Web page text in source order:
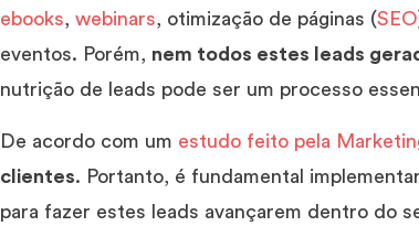
ebooks, webinars, otimização de páginas (SEO
eventos. Porém, nem todos estes leads
nutrição de leads pode ser um processo
De acordo com um estudo feito pela
clientes. Portanto, é fundamental
para fazer estes leads avançarem dentro do